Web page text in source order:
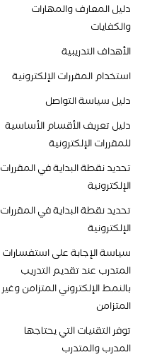
دليل المعارف والمهارات
والكفايات
الأهداف التدريبية
استخدام المقررات الإلكترونية
دليل سياسة التواصل
دليل تعريف الأقسام الأساسية
للمقررات الإلكترونية
تحديد نقطة البداية في المقررات
الإلكترونية
تحديد نقطة البداية في المقررات
الإلكترونية
سياسة الإجابة على استفسارات
المتدرب عند تقديم التدريب
بالنمط الإلكتروني المتزامن وغير
المتزامن
توفر التقنيات التي يحتاجها
المدرب والمتدرب